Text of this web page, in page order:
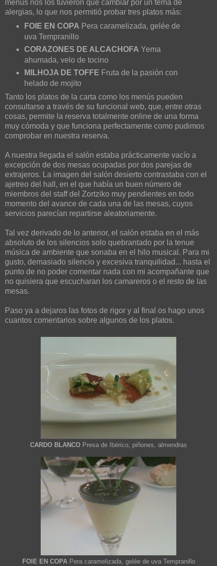
menús nos los tuvieron que cambiar por un tema de
alergias, lo que nos permitió probar tres platos más:
FOIE EN COPA Pera caramelizada, gelée de
uva Tempranillo
CORAZONES DE ALCACHOFA Yema
ahumada, velo de tocino
MILHOJA DE TOFFE Fruta de la pasión con
helado de mojito
Tanto los platos de la carta como los menús pueden
consultarse a través de su funcional web, que, entre otras
cosas, permite la reserva totalmente online de una forma
muy cómoda y que funciona perfectamente como pudimos
comprobar en nuestra reserva.
A nuestra llegada el salón estaba prácticamente vacío a
excepción de dos mesas ocupadas por dos parejas de
extrajeros. La imagen del salón desierto contrastaba con el
ajetreo del hall, en el que había un buen número de
miembros del staff del Zortziko muy pendientes en todo
momento del avance de cada una de las mesas, cuyos
servicios parecían repartirse aleatoriamente.
Tal vez derivado de lo anterior, el salón estaba en el más
absoluto de los silencios solo quebrantado por la tenue
música de ambiente que sonaba en el hilo musical. Para mi
gusto, demasiado silencio y excesiva tranquilidad... hasta el
punto de no poder comentar nada con mi acompañante que
no quisiera que escucharan los camareros o el resto de las
mesas.
Paso ya a dejaros las fotos de rigor y al final os hago unos
cuantos comentarios sobre algunos de los platos.
CARDO BLANCO Presa de Ibérico, piñones, almendras
FOIE EN COPAPera caramelizada, gelée de uva Tempranillo